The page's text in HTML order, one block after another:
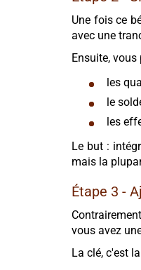
Une fois ce
avec une
Ensuite,
les
le
les
Le but :
mais la
Étape 3 -
vous avez
La clé, c'est la